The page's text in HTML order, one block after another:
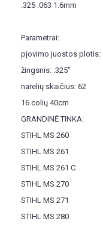
.325 .063 1.6mm
Parametrai:
pjovimo juostos plotis:
žingsnis: .325"
narelių skaičius: 62
16 colių 40cm
GRANDINĖ TINKA:
STIHL MS 260
STIHL MS 261
STIHL MS 261 C
STIHL MS 270
STIHL MS 271
STIHL MS 280